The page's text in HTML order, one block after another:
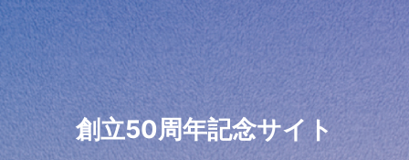
創立50周年記念サイト